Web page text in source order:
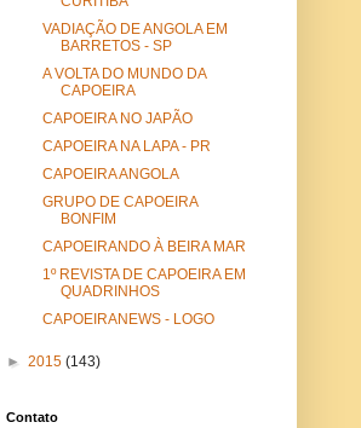
VADIAÇÃO DE ANGOLA EM
BARRETOS - SP
A VOLTA DO MUNDO DA
CAPOEIRA
CAPOEIRA NO JAPÃO
CAPOEIRA NA LAPA - PR
CAPOEIRA ANGOLA
GRUPO DE CAPOEIRA
BONFIM
CAPOEIRANDO À BEIRA MAR
1º REVISTA DE CAPOEIRA EM
QUADRINHOS
CAPOEIRANEWS - LOGO
► 2015 (143)
Contato